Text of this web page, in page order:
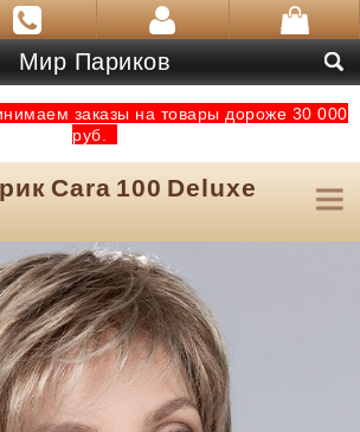
Мир Париков
заказы на товары дороже 30 000
руб.
Cara 100 Deluxe